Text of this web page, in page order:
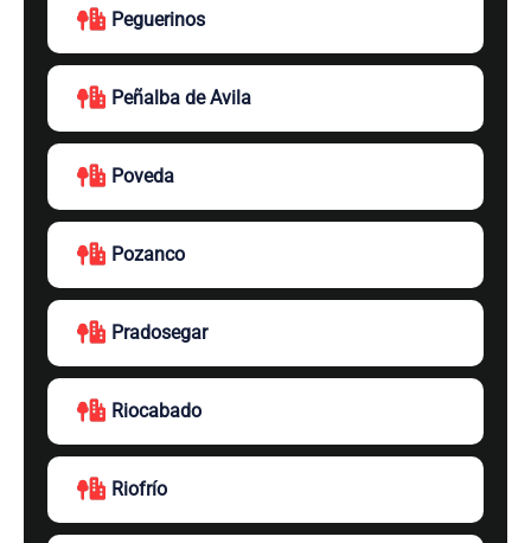
Peguerinos
Peñalba de Avila
Poveda
Pozanco
Pradosegar
Riocabado
Riofrío